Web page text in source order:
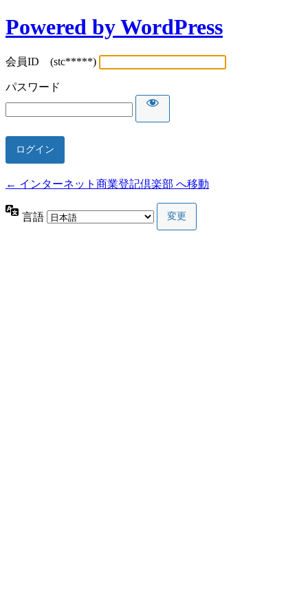
Powered by WordPress
会員ID (stc*****)
パスワード
← インターネット商業登記倶楽部 へ移動
言語